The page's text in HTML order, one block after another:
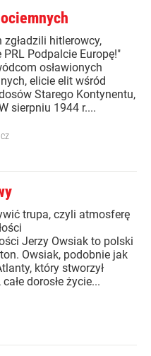
hitlerowcy,
PRL Podpalcie Europę!"
osławionych
elicie elit wśród
Starego Kontynentu,
sierpniu 1944 r....
trupa, czyli atmosferę
Jerzy Owsiak to polski
Owsiak, podobnie jak
który stworzył
dorosłe życie...